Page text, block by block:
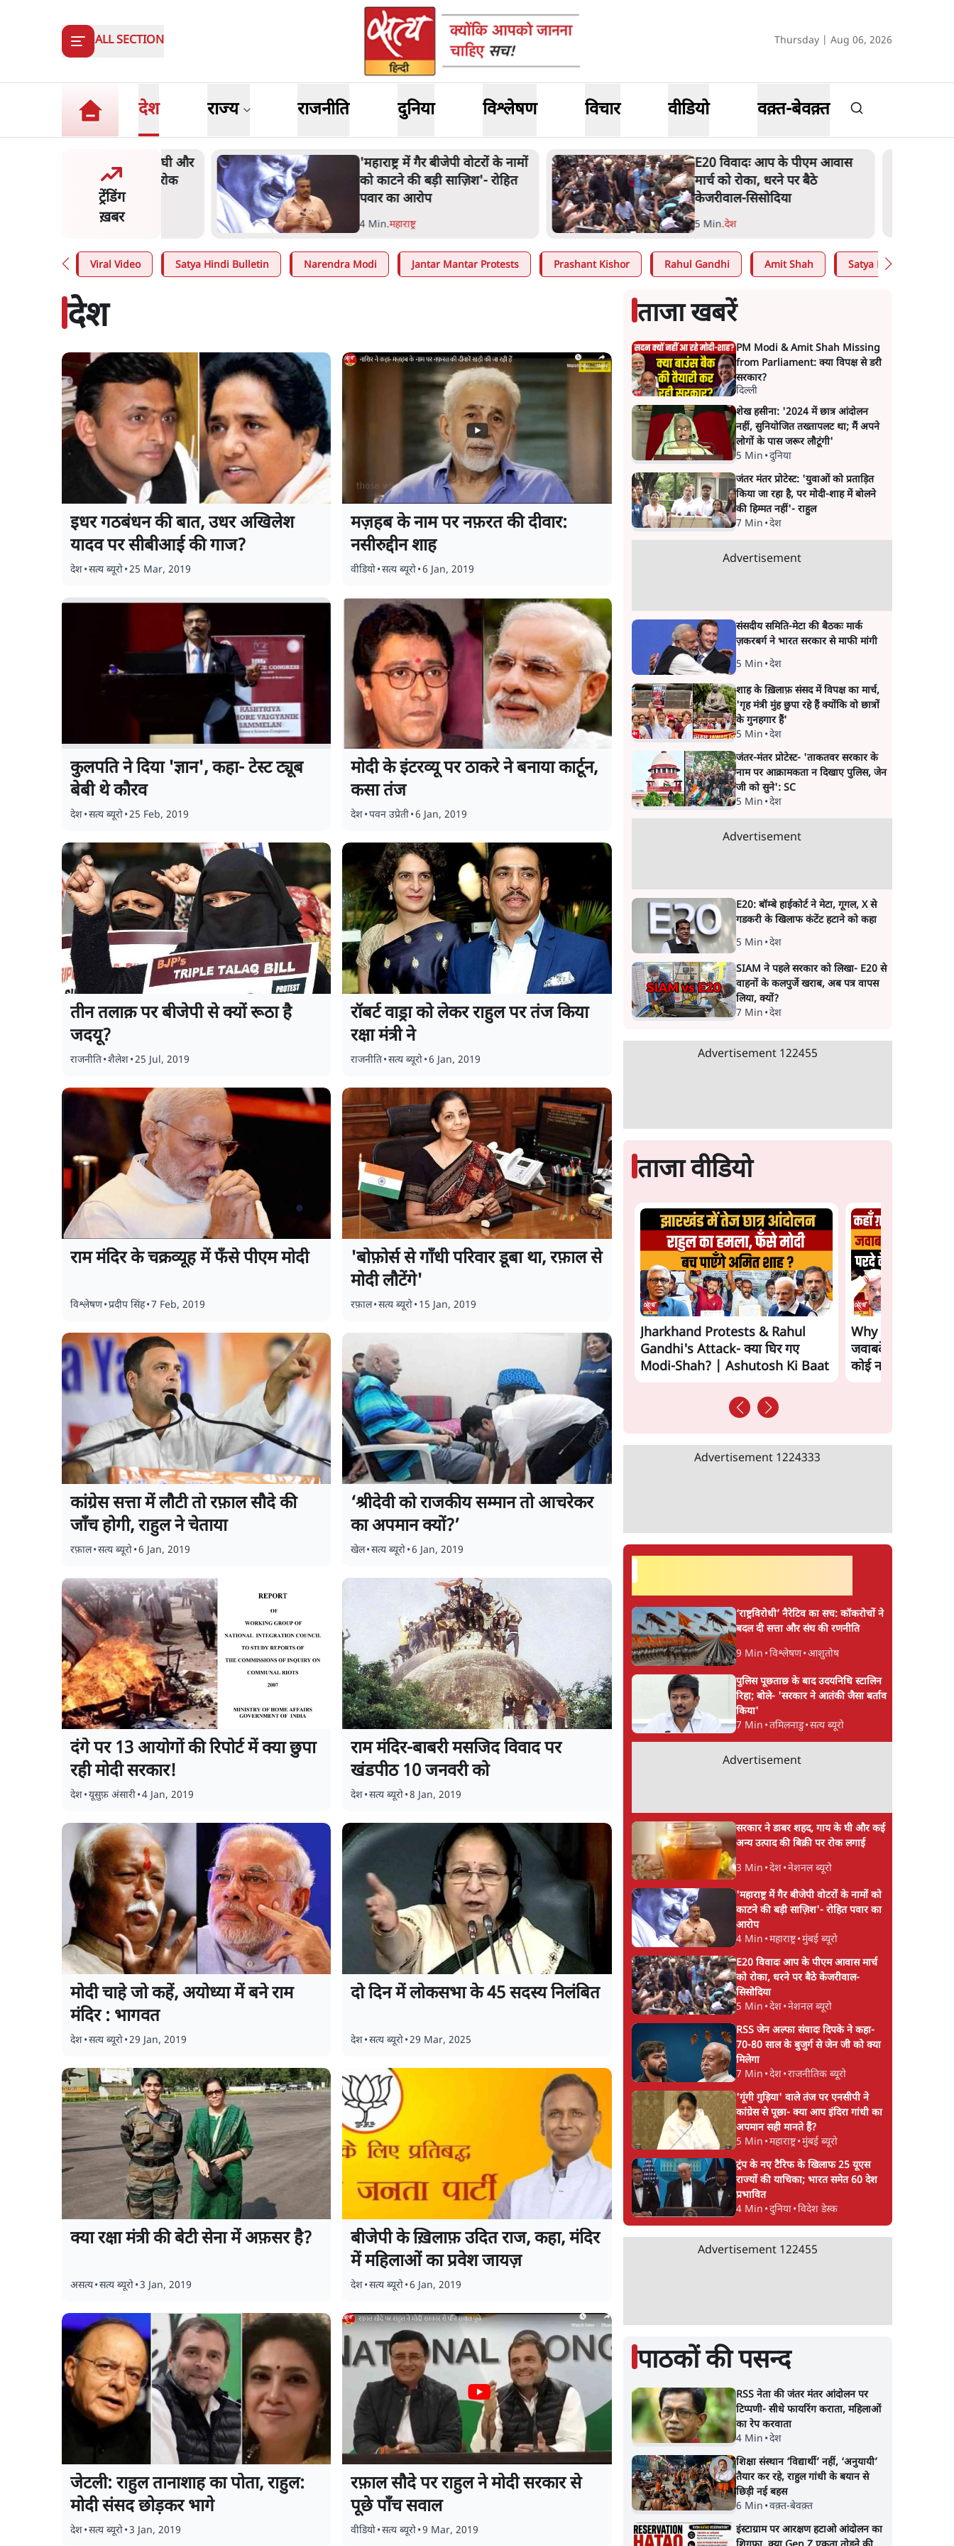
ALL SECTION Thursday | Aug 06, 2026
देश राज्य राजनीति दुनिया विश्लेषण विचार वीडियो वक़्त-बेवक़्त
ट्रेंडिंग
ख़बर
ने डाबर शहद, गाय के घी और
उत्पाद की बिक्री पर रोक
'महाराष्ट्र में गैर बीजेपी वोटरों के नामों
को काटने की बड़ी साज़िश'- रोहित
पवार का आरोप
4 Min महाराष्ट्र
E20 विवादः आप के पीएम आवास
मार्च को रोका, धरने पर बैठे
केजरीवाल-सिसोदिया
5 Min.देश
Viral Video Satya Hindi Bulletin Narendra Modi Jantar Mantar Protests Prashant Kishor Rahul Gandhi Amit Shah Satya Hindi
देश
इधर गठबंधन की बात, उधर अखिलेश
यादव पर सीबीआई की गाज?
देश•सत्य ब्यूरो•25 Mar, 2019
मज़हब के नाम पर नफ़रत की दीवार:
नसीरुद्दीन शाह
वीडियो•सत्य ब्यूरो•6 Jan, 2019
कुलपति ने दिया 'ज्ञान', कहा- टेस्ट ट्यूब
बेबी थे कौरव
देश•सत्य ब्यूरो•25 Feb, 2019
मोदी के इंटरव्यू पर ठाकरे ने बनाया कार्टून,
कसा तंज
देश•पवन उप्रेती•6 Jan, 2019
तीन तलाक़ पर बीजेपी से क्यों रूठा है
जदयू?
राजनीति•शैलेश•25 Jul, 2019
रॉबर्ट वाड्रा को लेकर राहुल पर तंज किया
रक्षा मंत्री ने
राजनीति•सत्य ब्यूरो•6 Jan, 2019
राम मंदिर के चक्रव्यूह में फँसे पीएम मोदी
विश्लेषण•प्रदीप सिंह•7 Feb, 2019
'बोफ़ोर्स से गाँधी परिवार डूबा था, रफ़ाल से
मोदी लौटेंगे'
रफ़ाल•सत्य ब्यूरो• 15 Jan, 2019
कांग्रेस सत्ता में लौटी तो रफ़ाल सौदे की
जाँच होगी, राहुल ने चेताया
रफ़ाल•सत्य ब्यूरो•6 Jan, 2019
‘श्रीदेवी को राजकीय सम्मान तो आचरेकर
का अपमान क्यों?’
खेल•सत्य ब्यूरो•6 Jan, 2019
दंगे पर 13 आयोगों की रिपोर्ट में क्या छुपा
रही मोदी सरकार!
देश•यूसुफ़ अंसारी•4 Jan, 2019
राम मंदिर-बाबरी मसजिद विवाद पर
खंडपीठ 10 जनवरी को
देश•सत्य ब्यूरो•8 Jan, 2019
मोदी चाहे जो कहें, अयोध्या में बने राम
मंदिर : भागवत
देश•सत्य ब्यूरो•29 Jan, 2019
दो दिन में लोकसभा के 45 सदस्य निलंबित
देश•सत्य ब्यूरो•29 Mar, 2025
क्या रक्षा मंत्री की बेटी सेना में अफ़सर है?
असत्य•सत्य ब्यूरो•3 Jan, 2019
बीजेपी के ख़िलाफ़ उदित राज, कहा, मंदिर
में महिलाओं का प्रवेश जायज़
देश•सत्य ब्यूरो•6 Jan, 2019
जेटली: राहुल तानाशाह का पोता, राहुल:
मोदी संसद छोड़कर भागे
देश•सत्य ब्यूरो•3 Jan, 2019
रफ़ाल सौदे पर राहुल ने मोदी सरकार से
पूछे पाँच सवाल
वीडियो•सत्य ब्यूरो•9 Mar, 2019
ताजा खबरें
PM Modi & Amit Shah Missing
from Parliament: क्या विपक्ष से डरी
सरकार?
दिल्ली
शेख हसीना: '2024 में छात्र आंदोलन
नहीं, सुनियोजित तख्तापलट था; मैं अपने
लोगों के पास जरूर लौटूंगी'
5 Min •दुनिया
जंतर मंतर प्रोटेस्ट: 'युवाओं को प्रताड़ित
किया जा रहा है, पर मोदी-शाह में बोलने
की हिम्मत नहीं'- राहुल
7 Min •देश
Advertisement
संसदीय समिति-मेटा की बैठकः मार्क
ज़करबर्ग ने भारत सरकार से माफी मांगी
5 Min •देश
शाह के ख़िलाफ़ संसद में विपक्ष का मार्च,
'गृह मंत्री मुंह छुपा रहे हैं क्योंकि वो छात्रों
के गुनहगार हैं'
5 Min •देश
जंतर-मंतर प्रोटेस्ट- 'ताकतवर सरकार के
नाम पर आक्रामकता न दिखाए पुलिस, जेन
जी को सुने': SC
5 Min •देश
Advertisement
E20: बॉम्बे हाईकोर्ट ने मेटा, गूगल, X से
गडकरी के खिलाफ कंटेंट हटाने को कहा
5 Min •देश
SIAM ने पहले सरकार को लिखा- E20 से
वाहनों के कलपुर्जे खराब, अब पत्र वापस
लिया, क्यों?
7 Min •देश
Advertisement 122455
ताजा वीडियो
Jharkhand Protests & Rahul
Gandhi's Attack- क्या घिर गए
Modi-Shah? | Ashutosh Ki Baat
Why is Amit
जवाबदेही से बच
कोई नई चाल? |
Advertisement 1224333
सर्वाधिक पढ़ी गयी खबरें
‘राष्ट्रविरोधी’ नैरेटिव का सच: कॉकरोचों ने
बदल दी सत्ता और संघ की रणनीति
9 Min •विश्लेषण•आशुतोष
पुलिस पूछताछ के बाद उदयनिधि स्टालिन
रिहा; बोले- 'सरकार ने आतंकी जैसा बर्ताव
किया'
7 Min •तमिलनाडु•सत्य ब्यूरो
Advertisement
सरकार ने डाबर शहद, गाय के घी और कई
अन्य उत्पाद की बिक्री पर रोक लगाई
3 Min •देश•नेशनल ब्यूरो
'महाराष्ट्र में गैर बीजेपी वोटरों के नामों को
काटने की बड़ी साज़िश'- रोहित पवार का
आरोप
4 Min •महाराष्ट्र•मुंबई ब्यूरो
E20 विवादः आप के पीएम आवास मार्च
को रोका, धरने पर बैठे केजरीवाल-
सिसोदिया
5 Min •देश•नेशनल ब्यूरो
RSS जेन अल्फा संवादः दिपके ने कहा-
70-80 साल के बुजुर्ग से जेन जी को क्या
मिलेगा
7 Min •देश•राजनीतिक ब्यूरो
'गूंगी गुड़िया' वाले तंज पर एनसीपी ने
कांग्रेस से पूछा- क्या आप इंदिरा गांधी का
अपमान सही मानते हैं?
5 Min •महाराष्ट्र•मुंबई ब्यूरो
ट्रंप के नए टैरिफ के खिलाफ 25 यूएस
राज्यों की याचिका; भारत समेत 60 देश
प्रभावित
4 Min •दुनिया•विदेश डेस्क
Advertisement 122455
पाठकों की पसन्द
RSS नेता की जंतर मंतर आंदोलन पर
टिप्पणी- सीधे फायरिंग कराता, महिलाओं
का रेप करवाता
4 Min •देश
शिक्षा संस्थान ‘विद्यार्थी’ नहीं, ‘अनुयायी’
तैयार कर रहे, राहुल गांधी के बयान से
छिड़ी नई बहस
6 Min •वक़्त-बेवक़्त
इंस्टाग्राम पर आरक्षण हटाओ आंदोलन का